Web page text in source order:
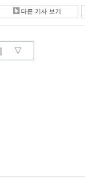
다른 기사 보기
| ▽